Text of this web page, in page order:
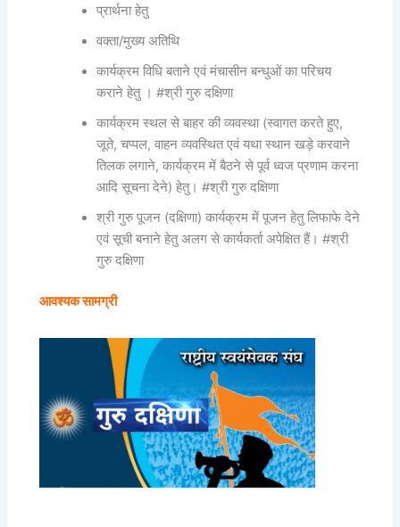
प्रार्थना हेतु
वक्ता/मुख्य अतिथि
कार्यक्रम विधि बताने एवं मंचासीन बन्धुओं का परिचय
कराने हेतु । #श्री गुरु दक्षिणा
कार्यक्रम स्थल से बाहर की व्यवस्था (स्वागत करते हुए,
जूते, चप्पल, वाहन व्यवस्थित एवं यथा स्थान खड़े करवाने
तिलक लगाने, कार्यक्रम में बैठने से पूर्व ध्वज प्रणाम करना
आदि सूचना देने) हेतु। #श्री गुरु दक्षिणा
श्री गुरु पूजन (दक्षिणा) कार्यक्रम में पूजन हेतु लिफाफे देने
एवं सूची बनाने हेतु अलग से कार्यकर्ता अपेक्षित हैं। #श्री
गुरु दक्षिणा
आवश्यक सामग्री